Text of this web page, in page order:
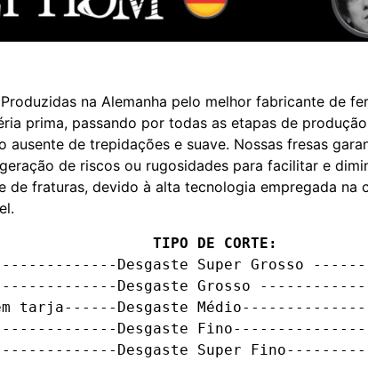
Produzidas na Alemanha pelo melhor fabricante de
prima, passando por todas as etapas de
ausente de trepidações e suave. Nossas fresas
de riscos ou rugosidades para facilitar e
de fraturas, devido à alta tecnologia empregada
TIPO DE CORTE:
Desgaste Super Grosso
Desgaste Grosso
tarja------Desgaste
Desgaste
Desgaste Super